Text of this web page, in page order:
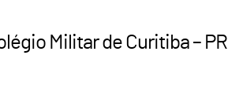
Militar de Curitiba – PR